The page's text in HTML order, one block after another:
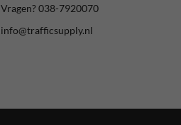
Vragen? 038-7920070
info@trafficsupply.nl